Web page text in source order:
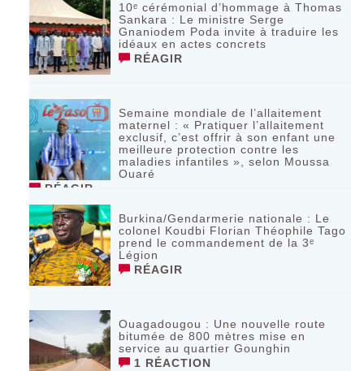
10ᵉ cérémonial d’hommage à Thomas
Sankara : Le ministre Serge
Gnaniodem Poda invite à traduire les
idéaux en actes concrets
RÉAGIR
Semaine mondiale de l’allaitement
maternel : « Pratiquer l’allaitement
exclusif, c’est offrir à son enfant une
meilleure protection contre les
maladies infantiles », selon Moussa
Ouaré
RÉAGIR
Burkina/Gendarmerie nationale : Le
colonel Koudbi Florian Théophile Tago
prend le commandement de la 3ᵉ
Légion
RÉAGIR
Ouagadougou : Une nouvelle route
bitumée de 800 mètres mise en
service au quartier Gounghin
1 RÉACTION